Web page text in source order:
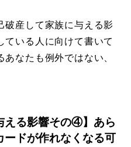
破産して家族に与える影
ている人に向けて書いて
なたも例外ではない、
える影響その④】あら
ードが作れなくなる可